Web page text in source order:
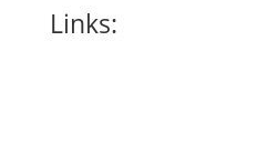
Links: